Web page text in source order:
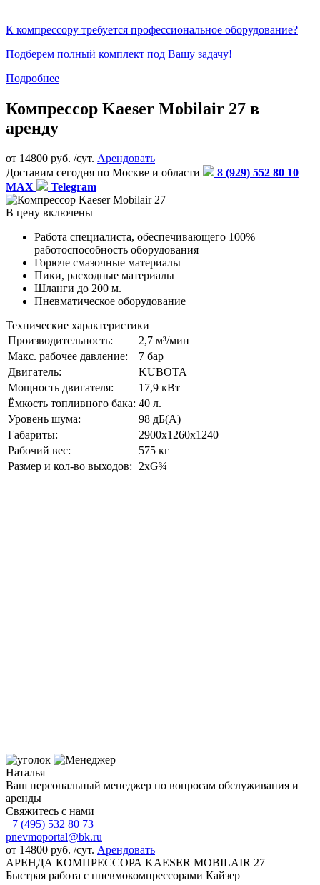
К компрессору требуется профессиональное оборудование?
Подберем полный комплект под Вашу задачу!
Подробнее
Компрессор Kaeser Mobilair 27 в
аренду
от 14800 руб. /сут. Арендовать
Доставим сегодня по Москве и области
8 (929) 552 80 10
MAX
Telegram
В цену включены
Работа специалиста, обеспечивающего 100%
работоспособность оборудования
Горюче смазочные материалы
Пики, расходные материалы
Шланги до 200 м.
Пневматическое оборудование
Технические характеристики
Производительность:
2,7 м³/мин
Макс. рабочее давление:
7 бар
Двигатель:
KUBOTA
Мощность двигателя:
17,9 кВт
Ёмкость топливного бака: 40 л.
Уровень шума:
98 дБ(А)
Габариты:
2900x1260x1240
Рабочий вес:
575 кг
Размер и кол-во выходов:
2хG¾
Наталья
Ваш персональный менеджер по вопросам обслуживания и
аренды
Свяжитесь с нами
+7 (495) 532 80 73
pnevmoportal@bk.ru
от 14800 руб. /сут. Арендовать
АРЕНДА КОМПРЕССОРА KAESER MOBILAIR 27
Быстрая работа с пневмокомпрессорами Кайзер